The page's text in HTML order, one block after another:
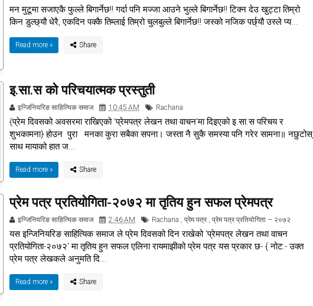
मन मुटूमा सजाएकै फुल्ले बिगार्नेछ!! गर्दा पनि मज्जा आउने भुल्ले बिगार्नेछ!! टिक्न देउ खुट्टा तिम्रो
किन डुल्छ्यौ धेरै, एकदिन पक्कै तिम्लाई तिम्रो चुलबुल्ले बिगार्नेछ!! जस्को नजिक पर्छ्यौ उस्ले प्य...
Read more »
इ.सा.स को परिचयात्मक प्रस्तुती
इन्जिनियरिङ साहित्यिक समाज 10:45 AM Rachana
{प्रेम दिवसको अवसरमा राखिएको 'प्रेमपत्र लेखन तथा वाचन'मा दिइएको इ.सा.स परिचय र
शुभकामना} होउन पुरा मनका कुरा सबैका सपना। जस्ता नै सुकै समस्या पनि गरेर सामना॥ नछुटोस्
साथ मायाको हात ज...
Read more »
प्रेम पत्र प्रतियोगिता-२०७२ मा तृतिय हुन सफल प्रेमपत्र
इन्जिनियरिङ साहित्यिक समाज 2:46 AM Rachana , प्रेम पत्र , प्रेम पत्र प्रतियोगिता – २०७२
यस इन्जिनियरिङ साहित्यिक समाज ले प्रेम दिवसको दिन राखेको 'प्रेमपत्र लेखन तथा वाचन
प्रतियोगिता-२०७२' मा तृतिय हुन सफल एलिना रायमाझीको प्रेम पत्र यस प्रकार छ- { नोट:- उक्त
प्रेम पत्र लेखकले अनुमति दि...
Read more »